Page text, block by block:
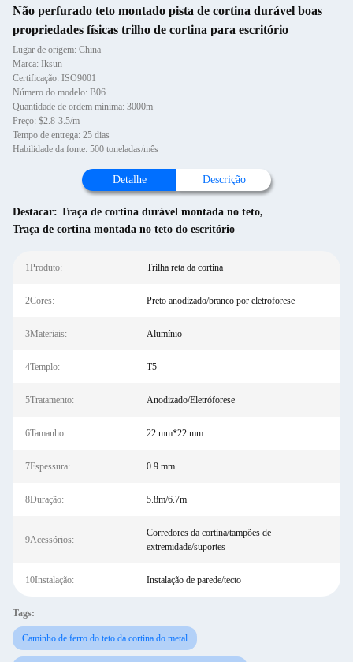
Não perfurado teto montado pista de cortina durável boas
propriedades físicas trilho de cortina para escritório
Lugar de origem: China
Marca: Iksun
Certificação: ISO9001
Número do modelo: B06
Quantidade de ordem mínima: 3000m
Preço: $2.8-3.5/m
Tempo de entrega: 25 dias
Habilidade da fonte: 500 toneladas/mês
Detalhe Descrição
Destacar: Traça de cortina durável montada no teto,
Traça de cortina montada no teto do escritório
1Produto: Trilha reta da cortina
2Cores: Preto anodizado/branco por eletroforese
3Materiais: Alumínio
4Templo: T5
5Tratamento: Anodizado/Eletróforese
6Tamanho: 22 mm*22 mm
7Espessura: 0.9 mm
8Duração: 5.8m/6.7m
9Acessórios:
Corredores da cortina/tampões de
extremidade/suportes
10Instalação: Instalação de parede/tecto
Tags:
Caminho de ferro do teto da cortina do metal